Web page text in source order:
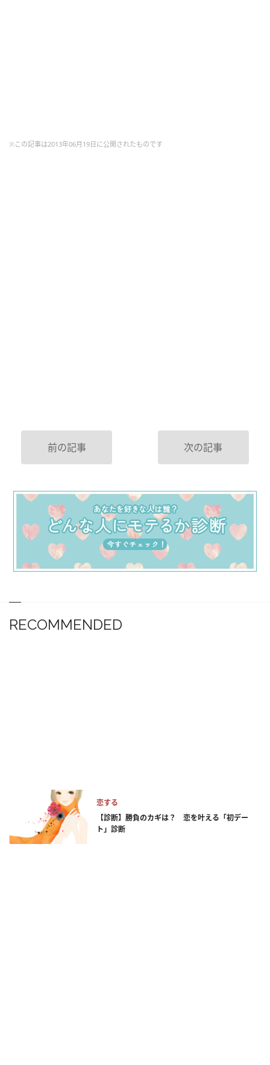
※この記事は2013年06月19日に公開されたものです
前の記事 次の記事
RECOMMENDED
恋する
【診断】勝負のカギは？ 恋を叶える「初デー
ト」診断